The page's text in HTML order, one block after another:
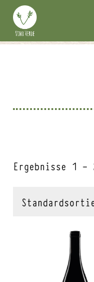
Ergebnisse 1 –